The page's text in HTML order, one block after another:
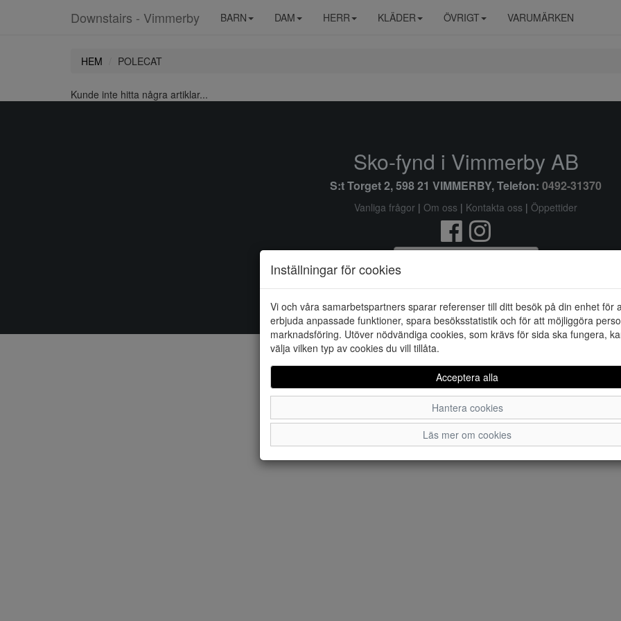
Downstairs - Vimmerby BARN DAM HERR KLÄDER ÖVRIGT VARUMÄRKEN
HEM POLECAT
Kunde inte hitta några artiklar...
Inställningar för cookies
Vi och våra samarbetspartners sparar referenser till ditt besök på din enhet för
erbjuda anpassade funktioner, spara besöksstatistik och för att möjliggöra
marknadsföring. Utöver nödvändiga cookies, som krävs för sida ska fungera,
välja vilken typ av cookies du vill tillåta.
Acceptera alla
Hantera cookies
Läs mer om cookies
Sko-fynd i Vimmerby AB
S:t Torget 2, 598 21 VIMMERBY, Telefon: 0492-31370
Vanliga frågor | Om oss | Kontakta oss | Öppettider
© Sko-fynd i Vimmerby AB 2026 i samarbete medFlexicon